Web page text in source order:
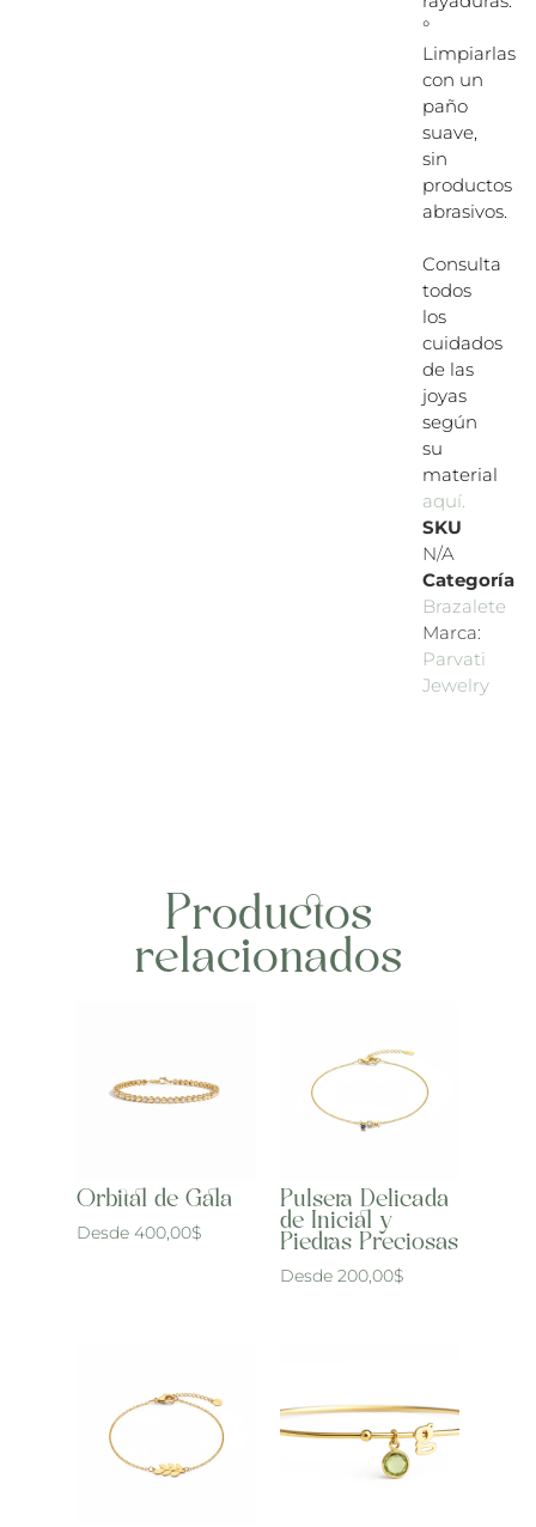
°
Limpiarlas
con un
paño
suave,
sin
productos
abrasivos.
Consulta
todos
los
cuidados
de las
joyas
según
su
material
aquí.
SKU
N/A
Categoría
Brazalete
Marca:
Parvati
Jewelry
Productos
relacionados
Orbital de Gala
Desde 400,00$
Pulsera Delicada
de Inicial y
Piedras Preciosas
Desde 200,00$